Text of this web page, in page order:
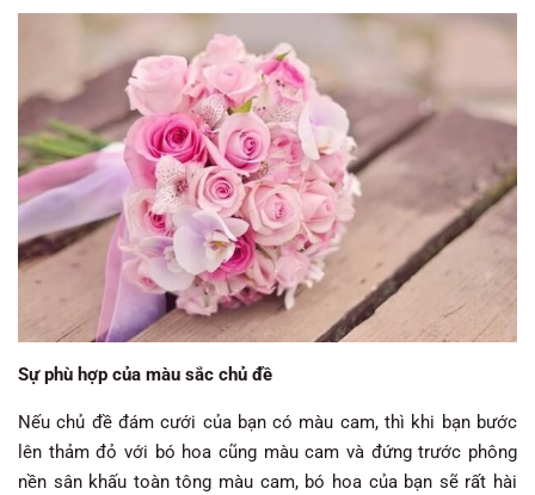
Sự phù hợp của màu sắc chủ đề
Nếu chủ đề đám cưới của bạn có màu cam, thì khi bạn bước
lên thảm đỏ với bó hoa cũng màu cam và đứng trước phông
nền sân khấu toàn tông màu cam, bó hoa của bạn sẽ rất hài